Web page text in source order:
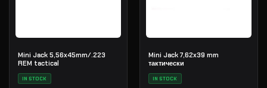
Mini Jack 5,56x45mm/.223
REM tactical
IN STOCK
Mini Jack 7,62x39 mm
тактически
IN STOCK